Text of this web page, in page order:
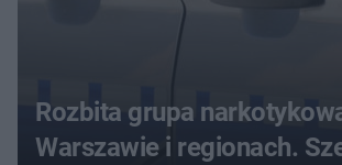
Rozbita grupa
Warszawie i regionach.